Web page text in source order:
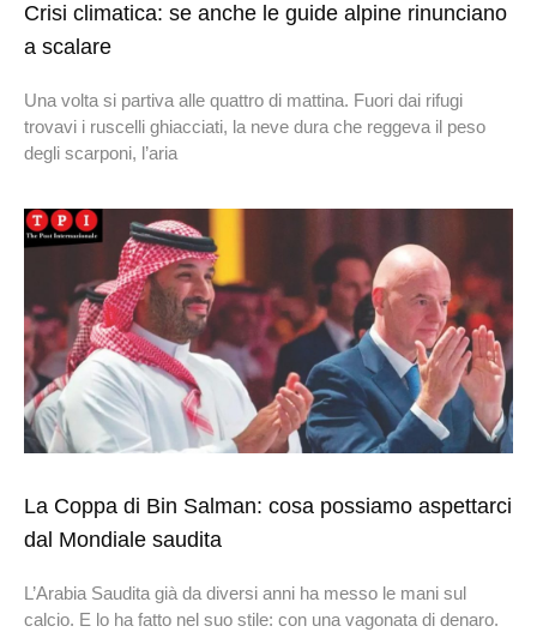
Crisi climatica: se anche le guide alpine rinunciano
a scalare
Una volta si partiva alle quattro di mattina. Fuori dai rifugi
trovavi i ruscelli ghiacciati, la neve dura che reggeva il peso
degli scarponi, l’aria
La Coppa di Bin Salman: cosa possiamo aspettarci
dal Mondiale saudita
L’Arabia Saudita già da diversi anni ha messo le mani sul
calcio. E lo ha fatto nel suo stile: con una vagonata di denaro.